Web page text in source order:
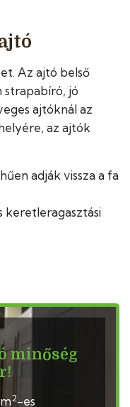
Az ajtó belső
strapabíró, jó
ajtóknál az
az ajtók
adják vissza a fa
keretleragasztási
minőség
2-es